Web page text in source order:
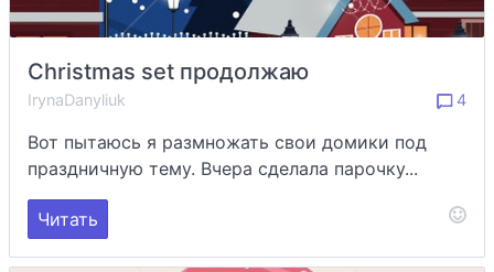
Christmas set продолжаю
IrynaDanyliuk 4
Вот пытаюсь я размножать свои домики под
праздничную тему. Вчера сделала парочку...
Читать